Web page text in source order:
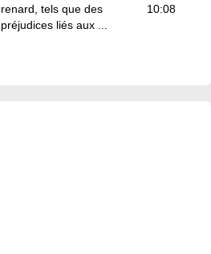
renard, tels que des
préjudices liés aux ...
10:08